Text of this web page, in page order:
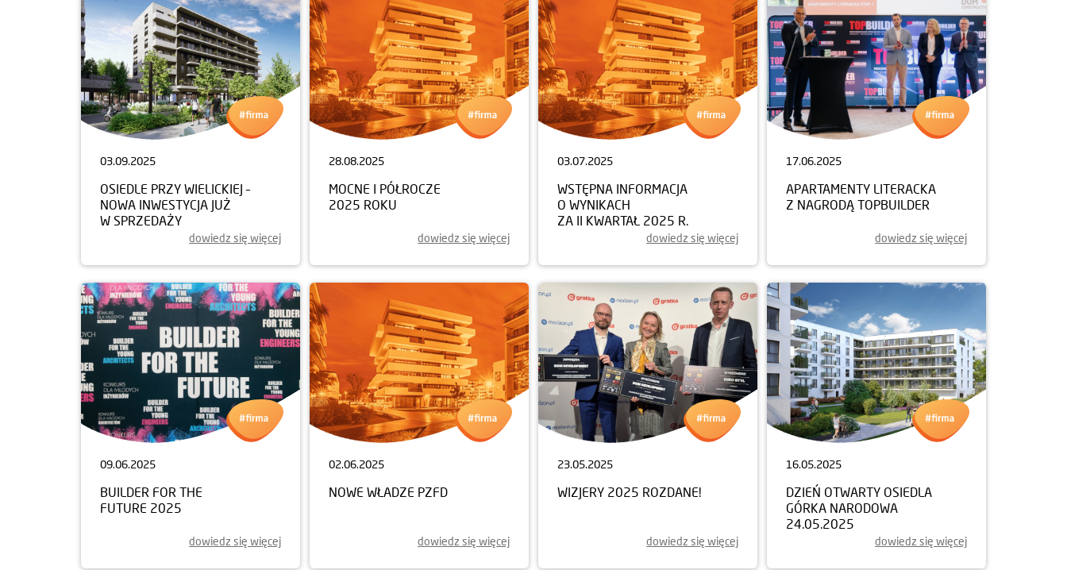
03.09.2025
OSIEDLE PRZY WIELICKIEJ –
NOWA INWESTYCJA JUŻ
W SPRZEDAŻY
dowiedz się więcej
28.08.2025
MOCNE I PÓŁROCZE
2025 ROKU
dowiedz się więcej
03.07.2025
WSTĘPNA INFORMACJA
O WYNIKACH
ZA II KWARTAŁ 2025 R.
dowiedz się więcej
17.06.2025
APARTAMENTY LITERACKA
Z NAGRODĄ TOPBUILDER
dowiedz się więcej
09.06.2025
BUILDER FOR THE
FUTURE 2025
dowiedz się więcej
02.06.2025
NOWE WŁADZE PZFD
dowiedz się więcej
23.05.2025
WIZJERY 2025 ROZDANE!
dowiedz się więcej
16.05.2025
DZIEŃ OTWARTY OSIEDLA
GÓRKA NARODOWA
24.05.2025
dowiedz się więcej